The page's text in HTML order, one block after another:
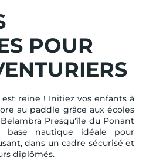
POUR
est reine ! Initiez vos enfants à
au paddle grâce aux écoles
Presqu'île du Ponant
base nautique idéale pour
dans un cadre sécurisé et
diplômés.